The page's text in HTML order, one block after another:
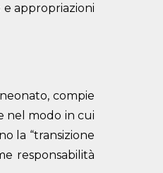
appropriazioni
compie
nel modo in cui
la “transizione
responsabilità